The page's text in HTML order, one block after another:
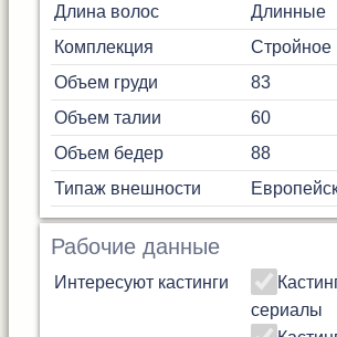
Длина волос
Длинные
Комплекция
Стройное
Объем груди
83
Объем талии
60
Объем бедер
88
Типаж внешности
Рабочие данные
Интересуют кастинги
сериалы